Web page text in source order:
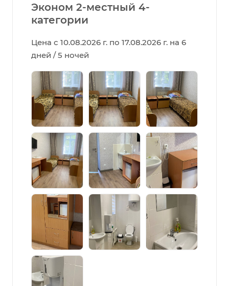
Эконом 2-местный 4-
категории
Цена с 10.08.2026 г. по 17.08.2026 г. на 6
дней / 5 ночей